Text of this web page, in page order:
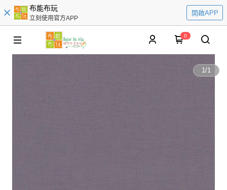
布能布玩
立刻使用官方APP
開啟APP
0
1/1